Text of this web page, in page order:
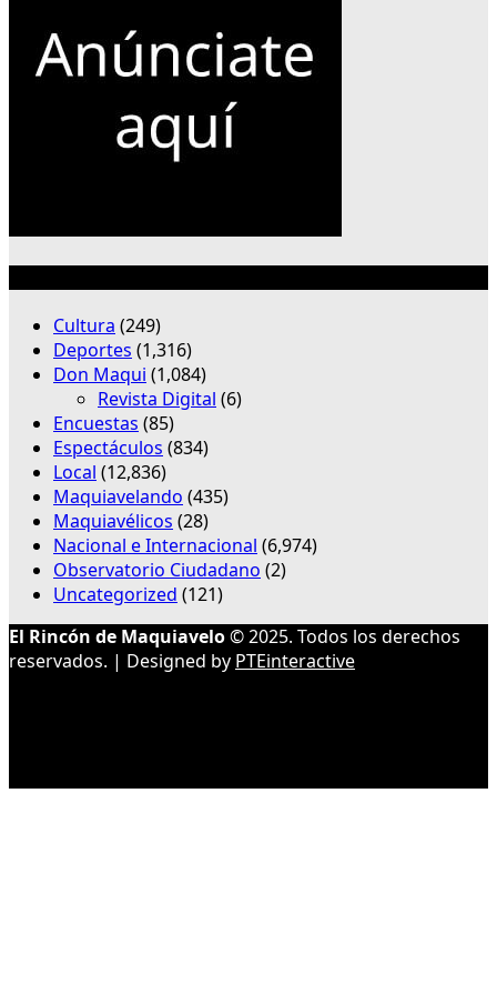
Cultura (249)
Deportes (1,316)
Don Maqui (1,084)
Revista Digital (6)
Encuestas (85)
Espectáculos (834)
Local (12,836)
Maquiavelando (435)
Maquiavélicos (28)
Nacional e Internacional (6,974)
Observatorio Ciudadano (2)
Uncategorized (121)
El Rincón de Maquiavelo© 2025. Todos los derechos
reservados. | Designed by PTEinteractive